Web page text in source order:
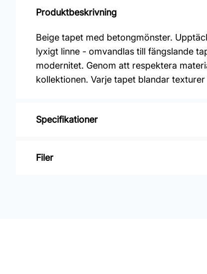
Produktbeskrivning
Beige tapet med betongmönster.
lyxigt linne - omvandlas till fängslande
modernitet. Genom att respektera
kollektionen. Varje tapet blandar
Specifikationer
Varumärke: Midbec Tapeter
Filer